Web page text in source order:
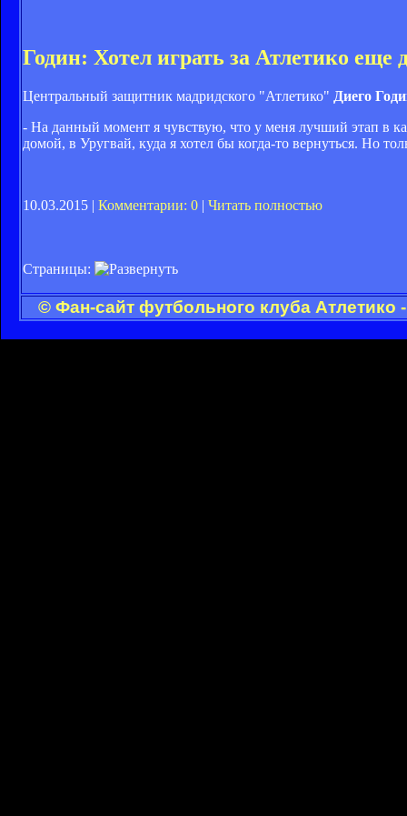
Годин: Хотел играть за Атлетико еще
Центральный защитник мадридского "Атлетико" Диего
- На данный момент я чувствую, что у меня лучший этап в
домой, в Уругвай, куда я хотел бы когда-то вернуться. Но
10.03.2015 | Комментарии: 0 | Читать полностью
Страницы:
© Фан-сайт футбольного клуба